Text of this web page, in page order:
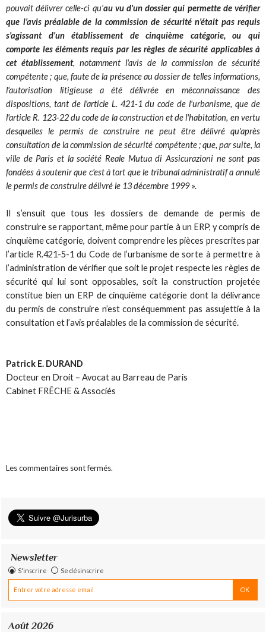
pouvait délivrer celle-ci qu'au vu d'un dossier qui permette de vérifier
que l'avis préalable de la commission de sécurité n'était pas requis
s'agissant d'un établissement de cinquième catégorie, ou qui
comporte les éléments requis par les règles de sécurité applicables à
cet établissement, notamment l'avis de la commission de sécurité
compétente ; que, faute de la présence au dossier de telles informations,
l'autorisation litigieuse a été délivrée en méconnaissance des
dispositions, tant de l'article L. 421-1 du code de l'urbanisme, que de
l'article R. 123-22 du code de la construction et de l'habitation, en vertu
desquelles le permis de construire ne peut être délivré qu'après
consultation de la commission de sécurité compétente ; que, par suite, la
ville de Paris et la société Reale Mutua di Assicurazioni ne sont pas
fondées à soutenir que c'est à tort que le tribunal administratif a annulé
le permis de construire délivré le 13 décembre 1999».
Il s’ensuit que tous les dossiers de demande de permis de
construire se rapportant, même pour partie à un ERP, y compris de
cinquième catégorie, doivent comprendre les pièces prescrites par
l’article R.421-5-1 du Code de l’urbanisme de sorte à permettre à
l’administration de vérifier que soit le projet respecte les règles de
sécurité qui lui sont opposables, soit la construction projetée
constitue bien un ERP de cinquième catégorie dont la délivrance
du permis de construire n’est conséquemment pas assujettie à la
consultation et l’avis préalables de la commission de sécurité.
Patrick E. DURAND
Docteur en Droit – Avocat au Barreau de Paris
Cabinet FRÊCHE & Associés
Les commentaires sont fermés.
Newsletter
S'inscrire Se désinscrire
Août 2026